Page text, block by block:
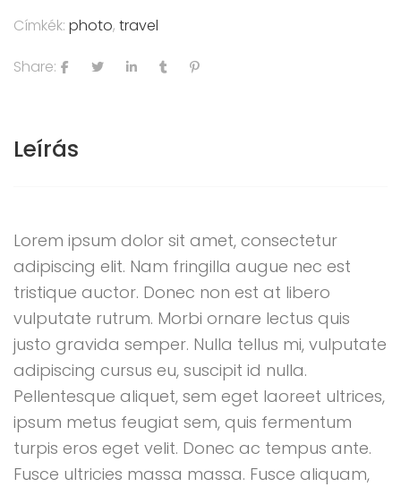
Címkék: photo, travel
Share:
Leírás
Lorem ipsum dolor sit amet, consectetur
adipiscing elit. Nam fringilla augue nec est
tristique auctor. Donec non est at libero
vulputate rutrum. Morbi ornare lectus quis
justo gravida semper. Nulla tellus mi, vulputate
adipiscing cursus eu, suscipit id nulla.
Pellentesque aliquet, sem eget laoreet ultrices,
ipsum metus feugiat sem, quis fermentum
turpis eros eget velit. Donec ac tempus ante.
Fusce ultricies massa massa. Fusce aliquam,